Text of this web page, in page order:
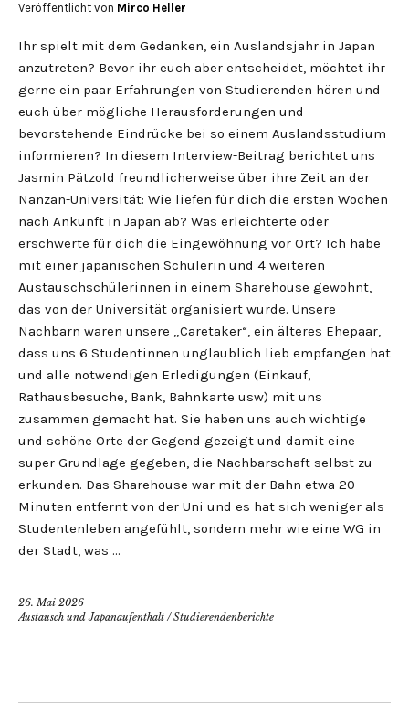
Veröffentlicht von Mirco Heller
Ihr spielt mit dem Gedanken, ein Auslandsjahr in Japan
anzutreten? Bevor ihr euch aber entscheidet, möchtet ihr
gerne ein paar Erfahrungen von Studierenden hören und
euch über mögliche Herausforderungen und
bevorstehende Eindrücke bei so einem Auslandsstudium
informieren? In diesem Interview-Beitrag berichtet uns
Jasmin Pätzold freundlicherweise über ihre Zeit an der
Nanzan-Universität: Wie liefen für dich die ersten Wochen
nach Ankunft in Japan ab? Was erleichterte oder
erschwerte für dich die Eingewöhnung vor Ort? Ich habe
mit einer japanischen Schülerin und 4 weiteren
Austauschschülerinnen in einem Sharehouse gewohnt,
das von der Universität organisiert wurde. Unsere
Nachbarn waren unsere „Caretaker“, ein älteres Ehepaar,
dass uns 6 Studentinnen unglaublich lieb empfangen hat
und alle notwendigen Erledigungen (Einkauf,
Rathausbesuche, Bank, Bahnkarte usw) mit uns
zusammen gemacht hat. Sie haben uns auch wichtige
und schöne Orte der Gegend gezeigt und damit eine
super Grundlage gegeben, die Nachbarschaft selbst zu
erkunden. Das Sharehouse war mit der Bahn etwa 20
Minuten entfernt von der Uni und es hat sich weniger als
Studentenleben angefühlt, sondern mehr wie eine WG in
der Stadt, was …
26. Mai 2026
Austausch und Japanaufenthalt /Studierendenberichte